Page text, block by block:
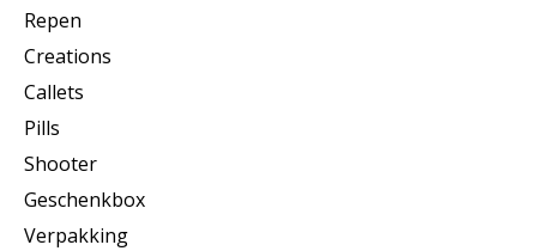
Repen
Creations
Callets
Pills
Shooter
Geschenkbox
Verpakking